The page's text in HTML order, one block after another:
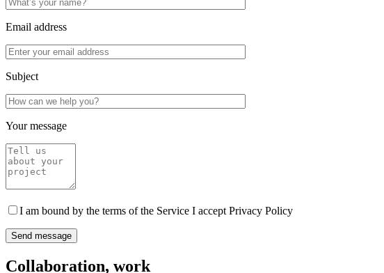
Email address
Subject
Your message
I am bound by the terms of the Service I accept Privacy Policy
Collaboration, work